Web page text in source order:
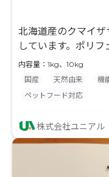
北海道産のクマイ
しています。ポリ
います。 人臨床デ
タも取得しています
内容量：1kg、10kg
国産
天然由来 機
ペットフード対応
株式会社ユニアル